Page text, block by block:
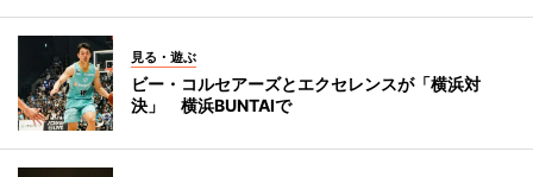
見る・遊ぶ
ビー・コルセアーズとエクセレンスが「横浜対
決」 横浜BUNTAIで